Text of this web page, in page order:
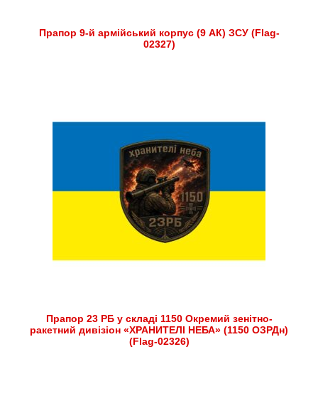
Прапор 9-й армійський корпус (9 АК) ЗСУ (Flag-
02327)
Прапор 23 РБ у складі 1150 Окремий зенітно-
ракетний дивізіон «ХРАНИТЕЛІ НЕБА» (1150 ОЗРДн)
(Flag-02326)